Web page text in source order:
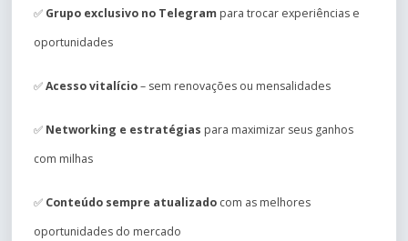
✅ Grupo exclusivo no Telegram para trocar experiências e
oportunidades
✅Acesso vitalício– sem renovações ou mensalidades
✅ Networking e estratégias para maximizar seus ganhos
com milhas
✅ Conteúdo sempre atualizado com as melhores
oportunidades do mercado